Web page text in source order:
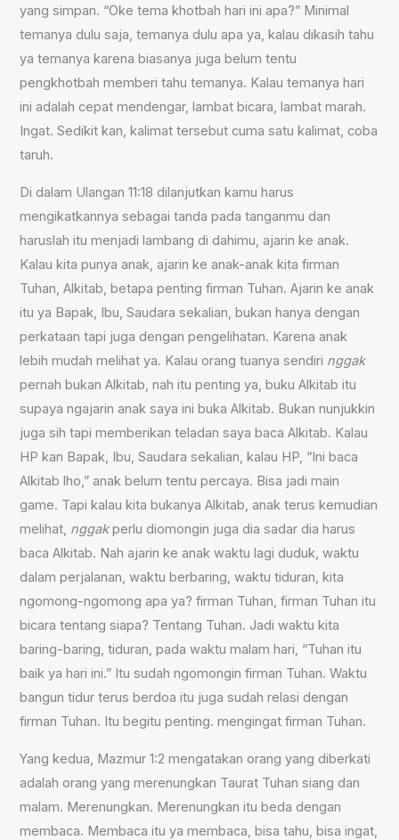
yang simpan. “Oke tema khotbah hari ini apa?” Minimal
temanya dulu saja, temanya dulu apa ya, kalau dikasih tahu
ya temanya karena biasanya juga belum tentu
pengkhotbah memberi tahu temanya. Kalau temanya hari
ini adalah cepat mendengar, lambat bicara, lambat marah.
Ingat. Sedikit kan, kalimat tersebut cuma satu kalimat, coba
taruh.
Di dalam Ulangan 11:18 dilanjutkan kamu harus
mengikatkannya sebagai tanda pada tanganmu dan
haruslah itu menjadi lambang di dahimu, ajarin ke anak.
Kalau kita punya anak, ajarin ke anak-anak kita firman
Tuhan, Alkitab, betapa penting firman Tuhan. Ajarin ke anak
itu ya Bapak, Ibu, Saudara sekalian, bukan hanya dengan
perkataan tapi juga dengan pengelihatan. Karena anak
lebih mudah melihat ya. Kalau orang tuanya sendiri nggak
pernah bukan Alkitab, nah itu penting ya, buku Alkitab itu
supaya ngajarin anak saya ini buka Alkitab. Bukan nunjukkin
juga sih tapi memberikan teladan saya baca Alkitab. Kalau
HP kan Bapak, Ibu, Saudara sekalian, kalau HP, “Ini baca
Alkitab lho,” anak belum tentu percaya. Bisa jadi main
game. Tapi kalau kita bukanya Alkitab, anak terus kemudian
melihat, nggakperlu diomongin juga dia sadar dia harus
baca Alkitab. Nah ajarin ke anak waktu lagi duduk, waktu
dalam perjalanan, waktu berbaring, waktu tiduran, kita
ngomong-ngomong apa ya? firman Tuhan, firman Tuhan itu
bicara tentang siapa? Tentang Tuhan. Jadi waktu kita
baring-baring, tiduran, pada waktu malam hari, “Tuhan itu
baik ya hari ini.” Itu sudah ngomongin firman Tuhan. Waktu
bangun tidur terus berdoa itu juga sudah relasi dengan
firman Tuhan. Itu begitu penting. mengingat firman Tuhan.
Yang kedua, Mazmur 1:2 mengatakan orang yang diberkati
adalah orang yang merenungkan Taurat Tuhan siang dan
malam. Merenungkan. Merenungkan itu beda dengan
membaca. Membaca itu ya membaca, bisa tahu, bisa ingat,